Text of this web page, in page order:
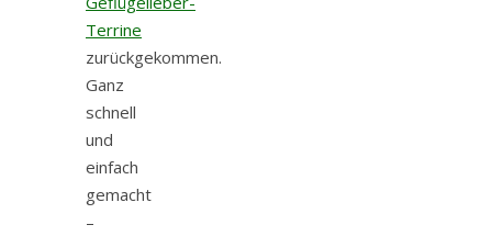
Terrine
zurückgekommen.
Ganz
schnell
und
einfach
gemacht
–